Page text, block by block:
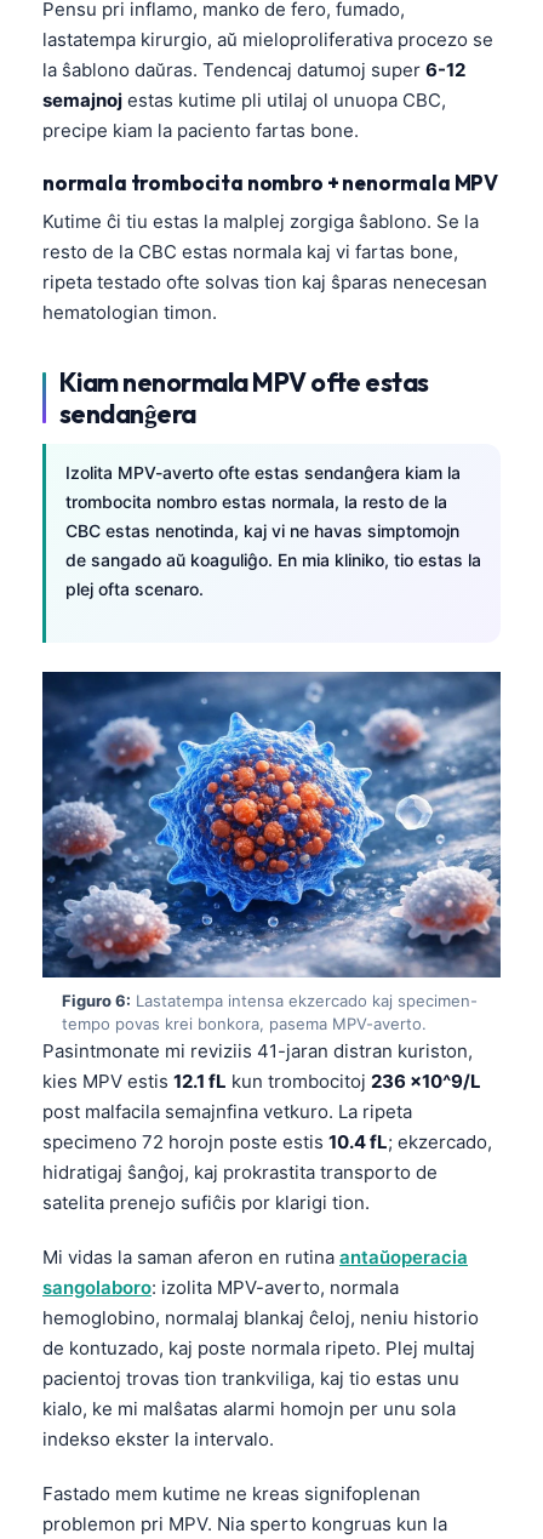
Pensu pri inflamo, manko de fero, fumado,
lastatempa kirurgio, aŭ mieloproliferativa procezo se
la ŝablono daŭras. Tendencaj datumoj super 6-12
semajnoj estas kutime pli utilaj ol unuopa CBC,
precipe kiam la paciento fartas bone.
normala trombocita nombro + nenormala MPV
Kutime ĉi tiu estas la malplej zorgiga ŝablono. Se la
resto de la CBC estas normala kaj vi fartas bone,
ripeta testado ofte solvas tion kaj ŝparas nenecesan
hematologian timon.
Kiam nenormala MPV ofte estas
sendanĝera
Izolita MPV-averto ofte estas sendanĝera kiam la
trombocita nombro estas normala, la resto de la
CBC estas nenotinda, kaj vi ne havas simptomojn
de sangado aŭ koaguliĝo. En mia kliniko, tio estas la
plej ofta scenaro.
Figuro 6: Lastatempa intensa ekzercado kaj specimen-
tempo povas krei bonkora, pasema MPV-averto.
Pasintmonate mi reviziis 41-jaran distran kuriston,
kies MPV estis 12.1 fL kun trombocitoj 236 ×10^9/L
post malfacila semajnfina vetkuro. La ripeta
specimeno 72 horojn poste estis 10.4 fL; ekzercado,
hidratigaj ŝanĝoj, kaj prokrastita transporto de
satelita prenejo sufiĉis por klarigi tion.
Mi vidas la saman aferon en rutina antaŭoperacia
sangolaboro: izolita MPV-averto, normala
hemoglobino, normalaj blankaj ĉeloj, neniu historio
de kontuzado, kaj poste normala ripeto. Plej multaj
pacientoj trovas tion trankviliga, kaj tio estas unu
kialo, ke mi malŝatas alarmi homojn per unu sola
indekso ekster la intervalo.
Fastado mem kutime ne kreas signifoplenan
problemon pri MPV. Nia sperto kongruas kun la
العربية المغربية
Монгол
ພາສາລາວ
Basa Jawa
Cebuano
ئۇيغۇرچە
Татар теле
Беларуская мова
Frysk
Ślōnskŏ gŏdka
Norsk bokmål